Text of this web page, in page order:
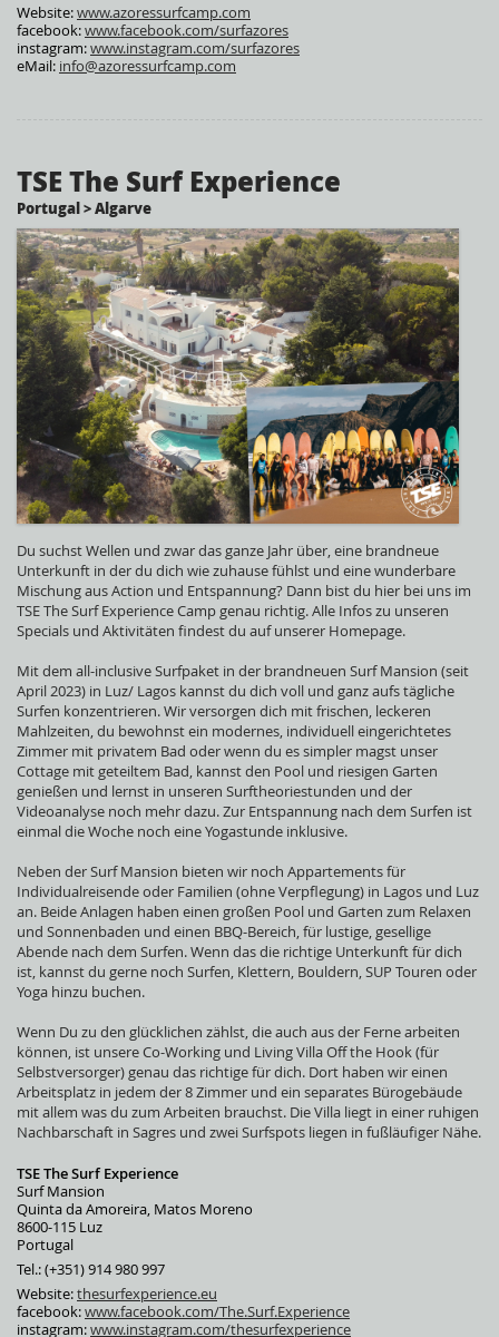
Website:www.azoressurfcamp.com
facebook:www.facebook.com/surfazores
instagram:www.instagram.com/surfazores
eMail: info@azoressurfcamp.com
TSE The Surf Experience
Portugal > Algarve
Du suchst Wellen und zwar das ganze Jahr über, eine brandneue
Unterkunft in der du dich wie zuhause fühlst und eine wunderbare
Mischung aus Action und Entspannung? Dann bist du hier bei uns im
TSE The Surf Experience Camp genau richtig. Alle Infos zu unseren
Specials und Aktivitäten findest du auf unserer Homepage.
Mit dem all-inclusive Surfpaket in der brandneuen Surf Mansion (seit
April 2023) in Luz/ Lagos kannst du dich voll und ganz aufs tägliche
Surfen konzentrieren. Wir versorgen dich mit frischen, leckeren
Mahlzeiten, du bewohnst ein modernes, individuell eingerichtetes
Zimmer mit privatem Bad oder wenn du es simpler magst unser
Cottage mit geteiltem Bad, kannst den Pool und riesigen Garten
genießen und lernst in unseren Surftheoriestunden und der
Videoanalyse noch mehr dazu. Zur Entspannung nach dem Surfen ist
einmal die Woche noch eine Yogastunde inklusive.
Neben der Surf Mansion bieten wir noch Appartements für
Individualreisende oder Familien (ohne Verpflegung) in Lagos und Luz
an. Beide Anlagen haben einen großen Pool und Garten zum Relaxen
und Sonnenbaden und einen BBQ-Bereich, für lustige, gesellige
Abende nach dem Surfen. Wenn das die richtige Unterkunft für dich
ist, kannst du gerne noch Surfen, Klettern, Bouldern, SUP Touren oder
Yoga hinzu buchen.
Wenn Du zu den glücklichen zählst, die auch aus der Ferne arbeiten
können, ist unsere Co-Working und Living Villa Off the Hook (für
Selbstversorger) genau das richtige für dich. Dort haben wir einen
Arbeitsplatz in jedem der 8 Zimmer und ein separates Bürogebäude
mit allem was du zum Arbeiten brauchst. Die Villa liegt in einer ruhigen
Nachbarschaft in Sagres und zwei Surfspots liegen in fußläufiger Nähe.
TSE The Surf Experience
Surf Mansion
Quinta da Amoreira, Matos Moreno
8600-115 Luz
Portugal
Tel.: (+351) 914 980 997
Website:thesurfexperience.eu
facebook:www.facebook.com/The.Surf.Experience
instagram:www.instagram.com/thesurfexperience